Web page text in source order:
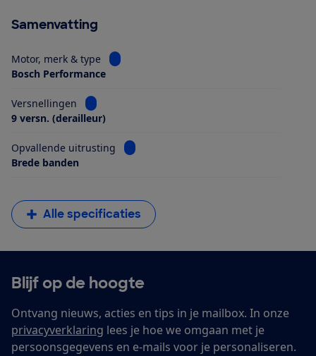
Samenvatting
Motor, merk & type
Bekijk informatie voor Motor, merk & type
Bosch Performance
Versnellingen
Bekijk informatie voor Versnellingen
9 versn. (derailleur)
Opvallende uitrusting
Bekijk informatie voor Opvallende
Brede banden
Alle specificaties
Blijf op de hoogte
Ontvang nieuws, acties en tips in je mailbox. In onze
privacyverklaring lees je hoe we omgaan met je
persoonsgegevens en e-mails voor je personaliseren.